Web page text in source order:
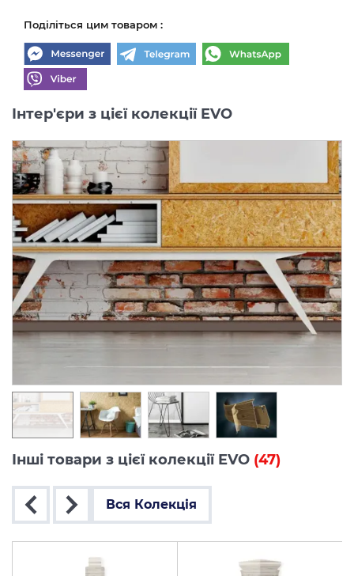
Поділіться цим товаром :
Інтер'єри з цієї колекції EVO
Інші товари з цієї колекції EVO (47)
Вся Колекція